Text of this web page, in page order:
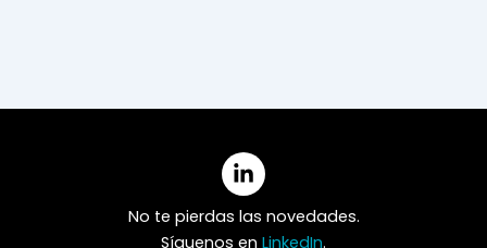
No te pierdas las novedades.
Síguenos en LinkedIn.